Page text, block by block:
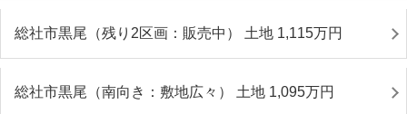
総社市黒尾（残り2区画：販売中） 土地 1,115万円
総社市黒尾（南向き：敷地広々） 土地 1,095万円